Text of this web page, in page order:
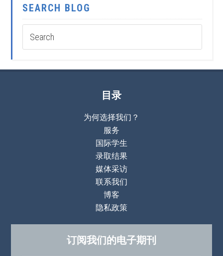
SEARCH BLOG
目录
为何选择我们？
服务
国际学生
录取结果
媒体采访
联系我们
博客
隐私政策
订阅我们的电子期刊